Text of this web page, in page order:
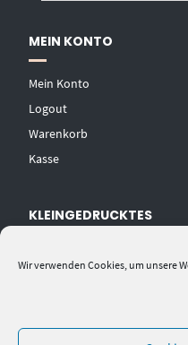
Wir verwenden Cookies, um unsere
MEIN KONTO
Mein Konto
Logout
Warenkorb
Kasse
KLEINGEDRUCKTES
Impressum